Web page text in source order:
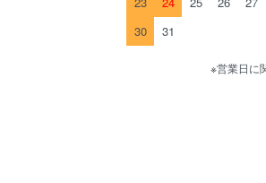
30
31
※営業日に